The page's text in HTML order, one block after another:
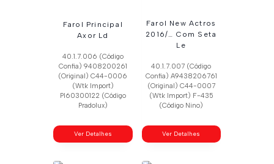
Farol Principal
Axor Ld
40.1.7.006 (Código
Confia) 9408200261
(Original) C44-0006
(Wtk Import)
Pl60300122 (Código
Pradolux)
Ver Detalhes
Farol New Actros
2016/… Com Seta
Le
40.1.7.007 (Código
Confia) A9438206761
(Original) C44-0007
(Wtk Import) F-435
(Código Nino)
Ver Detalhes